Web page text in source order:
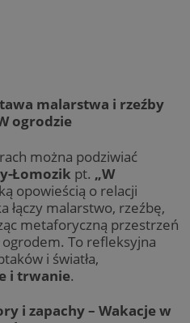
malarstwa i rzeźby
ogrodzie
można podziwiać
Łomozik pt. „W
opowieścią o relacji
łączy malarstwo, rzeźbę,
metaforyczną przestrzeń
To refleksyjna
i światła,
i trwanie.
i zapachy – Wakacje w